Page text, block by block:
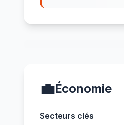
💼Économie
Secteurs clés